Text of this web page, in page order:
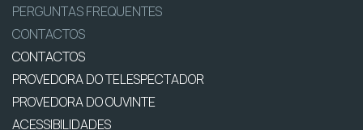
PERGUNTAS FREQUENTES
CONTACTOS
CONTACTOS
PROVEDORA DO TELESPECTADOR
PROVEDORA DO OUVINTE
ACESSIBILIDADES